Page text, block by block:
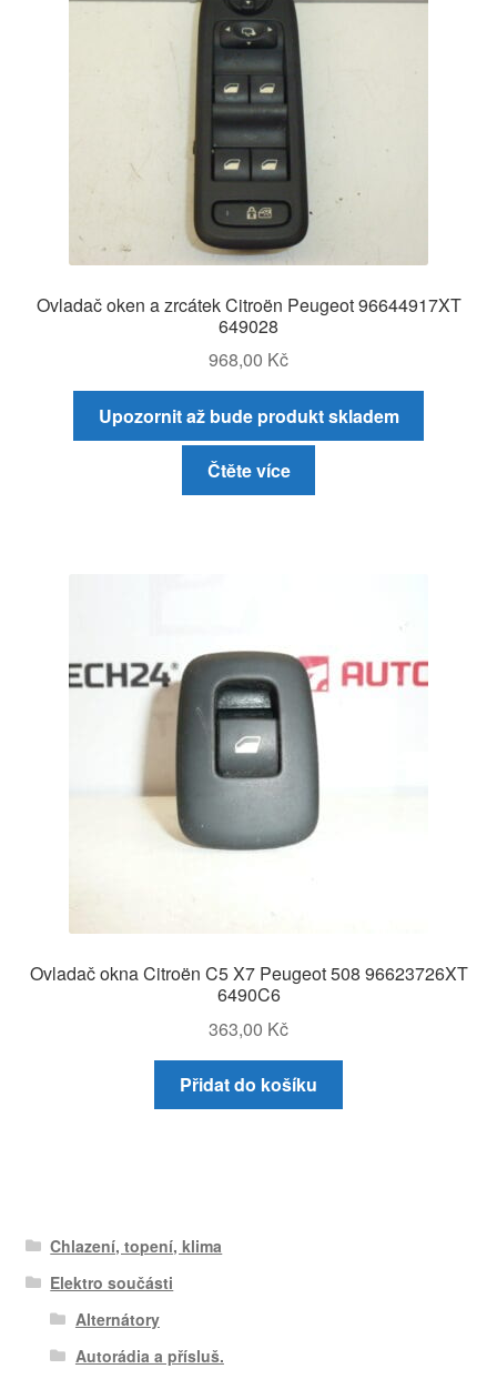
Ovladač oken a zrcátek Citroën Peugeot 96644917XT
649028
968,00 Kč
Upozornit až bude produkt skladem
Čtěte více
Ovladač okna Citroën C5 X7 Peugeot 508 96623726XT
6490C6
363,00 Kč
Přidat do košíku
Chlazení, topení, klima
Elektro součásti
Alternátory
Autorádia a přísluš.